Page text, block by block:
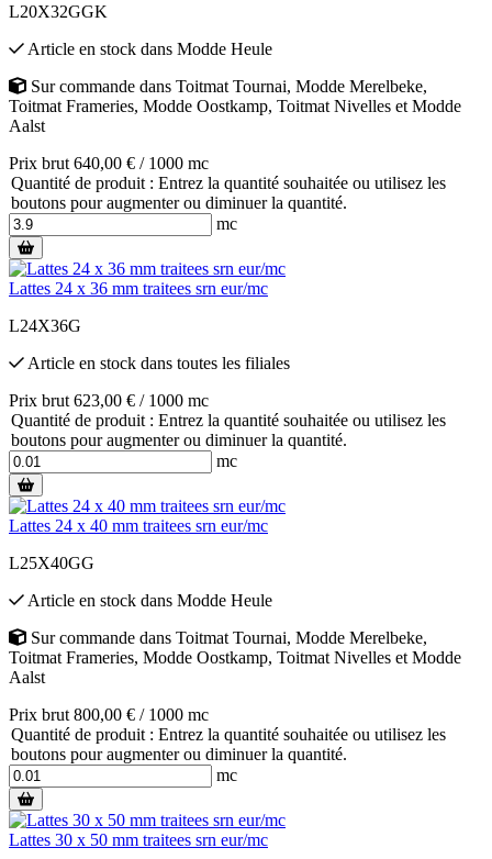
L20X32GGK
Article en stock dans Modde Heule
Sur commande dans Toitmat Tournai, Modde Merelbeke,
Toitmat Frameries, Modde Oostkamp, Toitmat Nivelles et Modde
Aalst
Prix brut 640,00 € / 1000 mc
Quantité de produit : Entrez la quantité souhaitée ou utilisez les
boutons pour augmenter ou diminuer la quantité.
mc
Lattes 24 x 36 mm traitees srn eur/mc
L24X36G
Article en stock dans toutes les filiales
Prix brut 623,00 € / 1000 mc
Quantité de produit : Entrez la quantité souhaitée ou utilisez les
boutons pour augmenter ou diminuer la quantité.
mc
Lattes 24 x 40 mm traitees srn eur/mc
L25X40GG
Article en stock dans Modde Heule
Sur commande dans Toitmat Tournai, Modde Merelbeke,
Toitmat Frameries, Modde Oostkamp, Toitmat Nivelles et Modde
Aalst
Prix brut 800,00 € / 1000 mc
Quantité de produit : Entrez la quantité souhaitée ou utilisez les
boutons pour augmenter ou diminuer la quantité.
mc
Lattes 30 x 50 mm traitees srn eur/mc